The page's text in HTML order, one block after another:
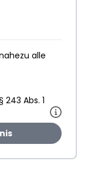
alle
Abs. 1